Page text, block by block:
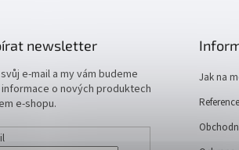
newsletter
e-mail a my vám budeme
o nových produktech
e-shopu.
Jak na